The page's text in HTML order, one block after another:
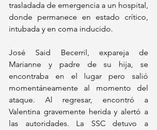
trasladada de emergencia a un hospital,
donde permanece en estado crítico,
intubada y en coma inducido.
José Said Becerril, expareja de
Marianne y padre de su hija, se
encontraba en el lugar pero salió
momentáneamente al momento del
ataque. Al regresar, encontró a
Valentina gravemente herida y alertó a
las autoridades. La SSC detuvo a